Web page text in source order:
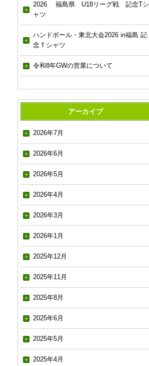
2026 福島県 U18リーグ戦 記念Tシ
ャツ
ハンドボール・東北大会2026 in福島 記
念Ｔシャツ
令和8年GWの営業について
アーカイブ
2026年7月
2026年6月
2026年5月
2026年4月
2026年3月
2026年1月
2025年12月
2025年11月
2025年8月
2025年6月
2025年5月
2025年4月